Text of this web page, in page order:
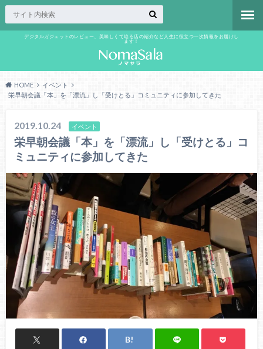
デジタルガジェットのレビュー、美味しくて唸る店の紹介など人生に役立つ一次情報をお届けし
ます！
HOME
イベント
栄早朝会議「本」を「漂流」し「受けとる」コミュニティに参加してきた
2019.10.24 イベント
栄早朝会議「本」を「漂流」し「受けとる」コ
ミュニティに参加してきた